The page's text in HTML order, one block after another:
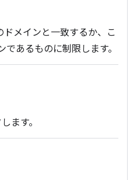
メインと一致するか、こ
あるものに制限します。
ます。